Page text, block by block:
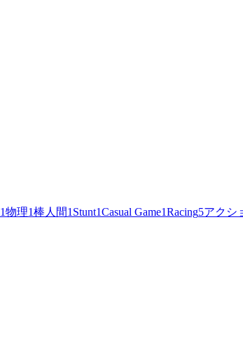
1物理1棒人間1 Stunt1Casual Game1Racing5アクシ